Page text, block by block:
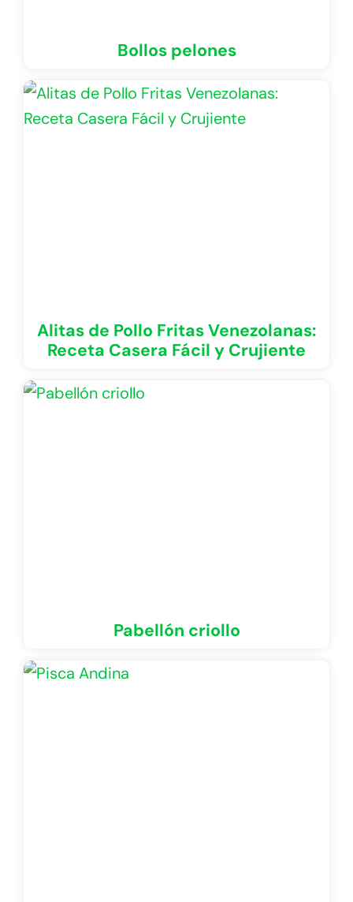
Bollos pelones
Alitas de Pollo Fritas Venezolanas:
Receta Casera Fácil y Crujiente
Pabellón criollo